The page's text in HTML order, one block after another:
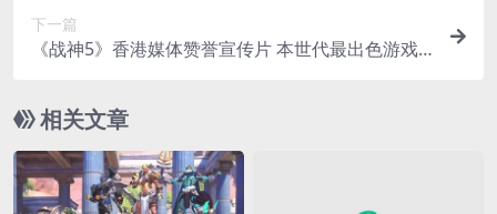
下一篇
《战神5》香港媒体赞誉宣传片 本世代最出色游戏
相关文章